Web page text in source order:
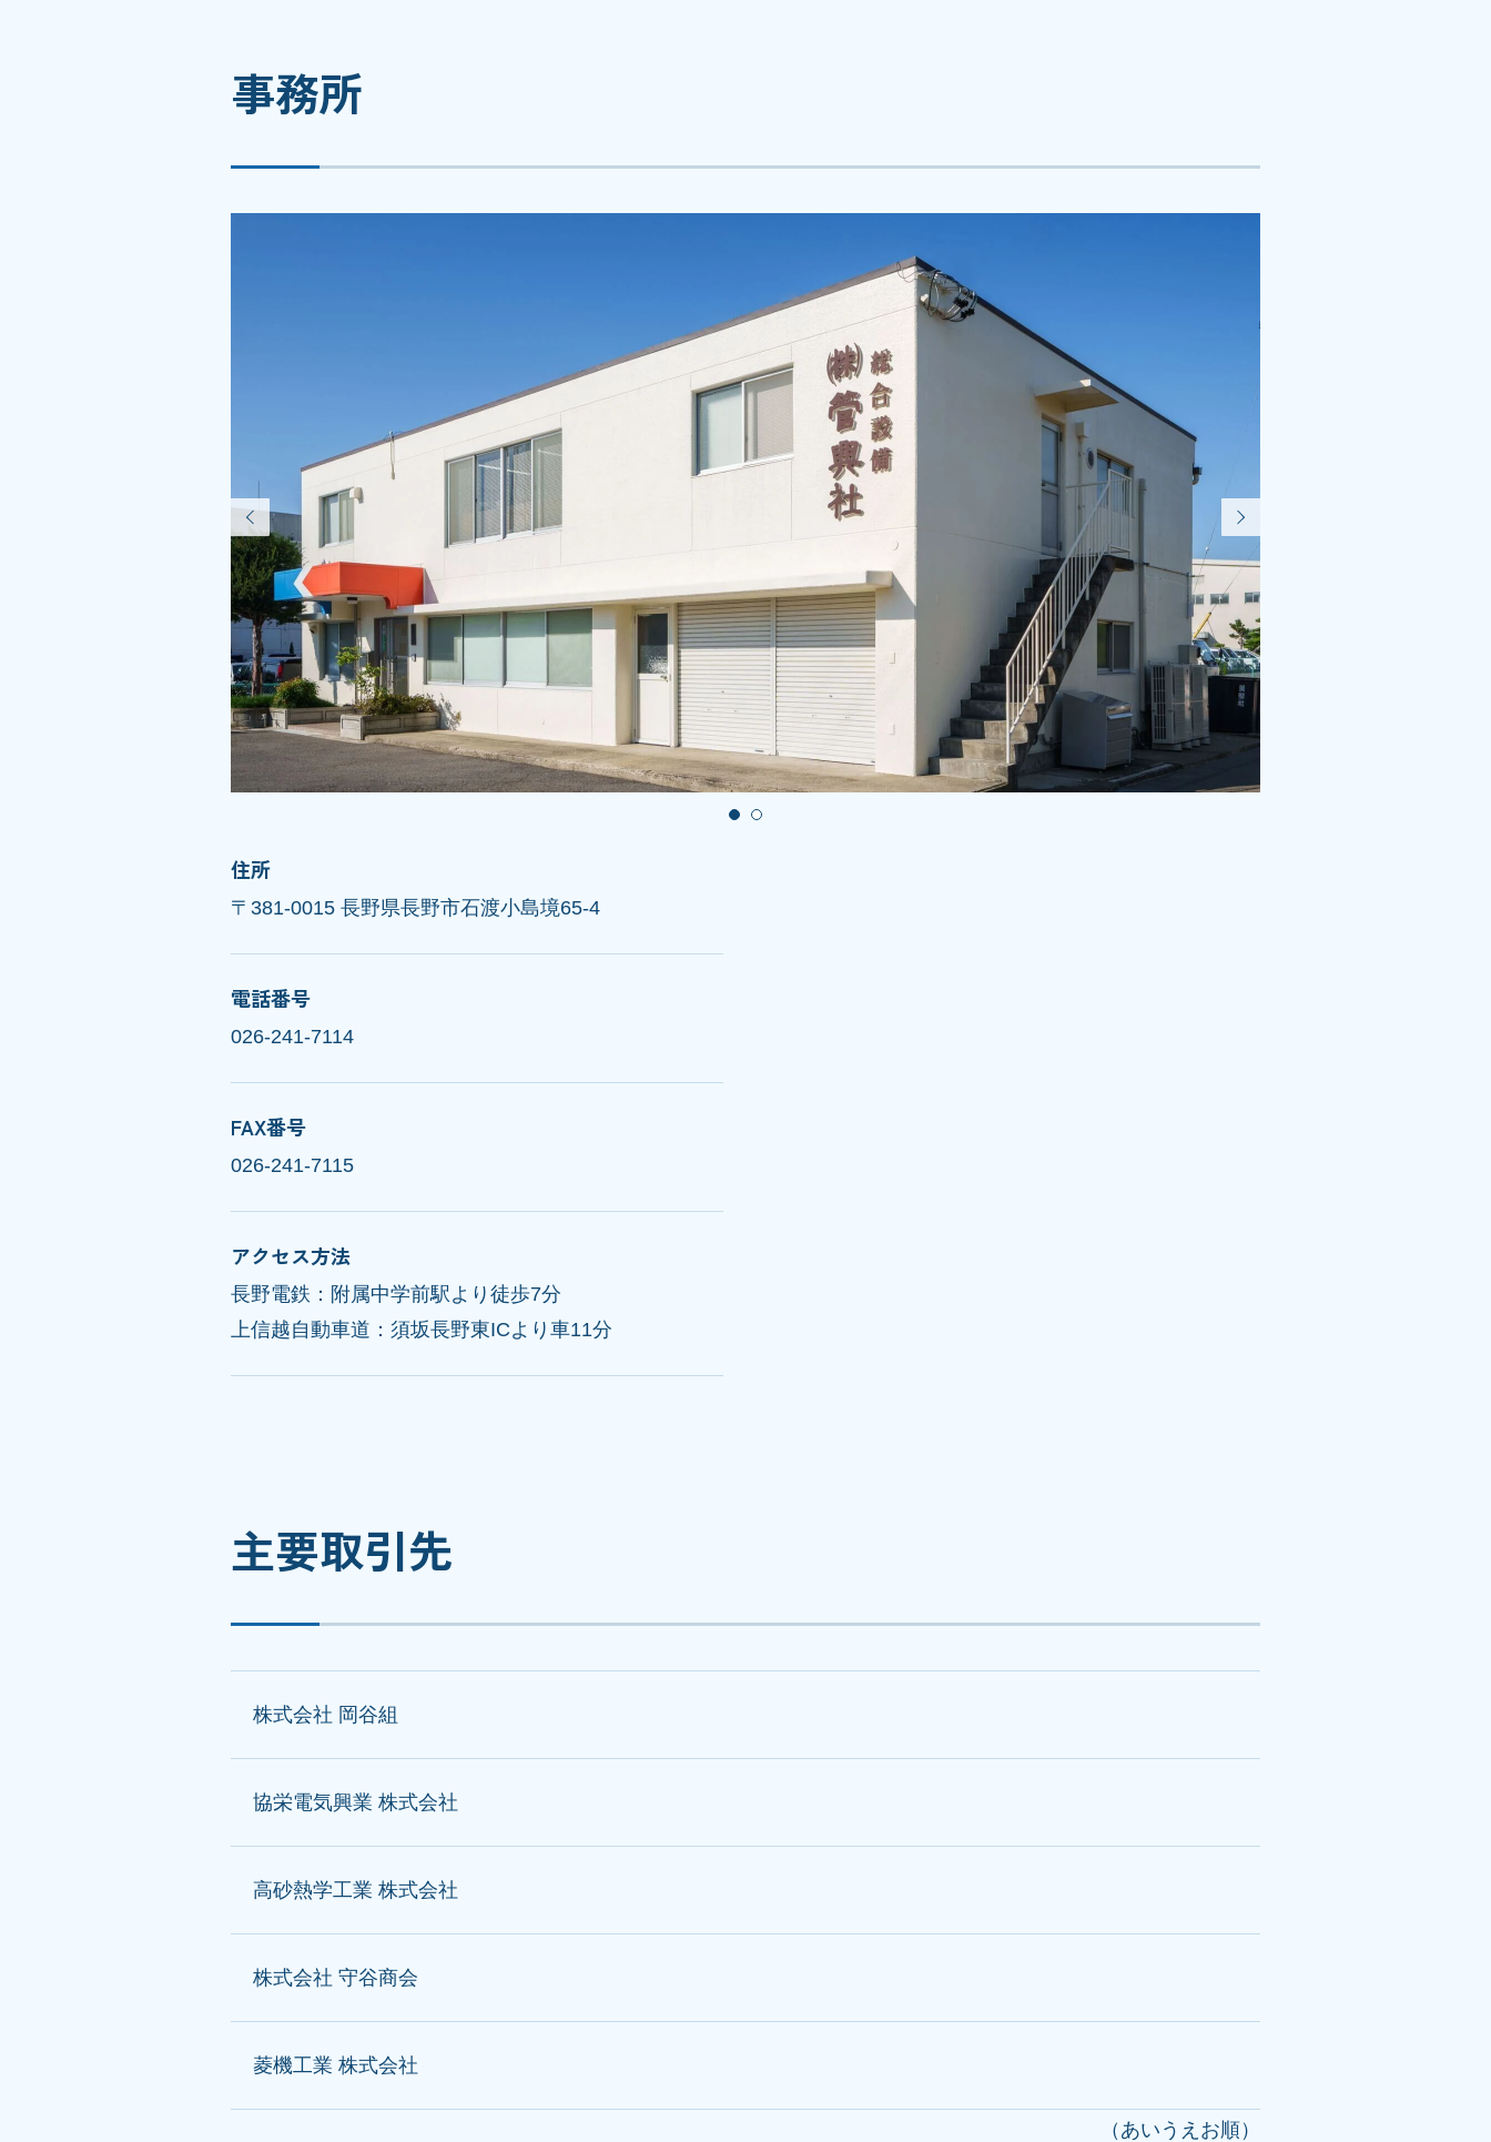
事務所
住所
〒381-0015 長野県長野市石渡小島境65-4
電話番号
026-241-7114
FAX番号
026-241-7115
アクセス方法
長野電鉄：附属中学前駅より徒歩7分
上信越自動車道：須坂長野東ICより車11分
主要取引先
株式会社 岡谷組
協栄電気興業 株式会社
高砂熱学工業 株式会社
株式会社 守谷商会
菱機工業 株式会社
（あいうえお順）